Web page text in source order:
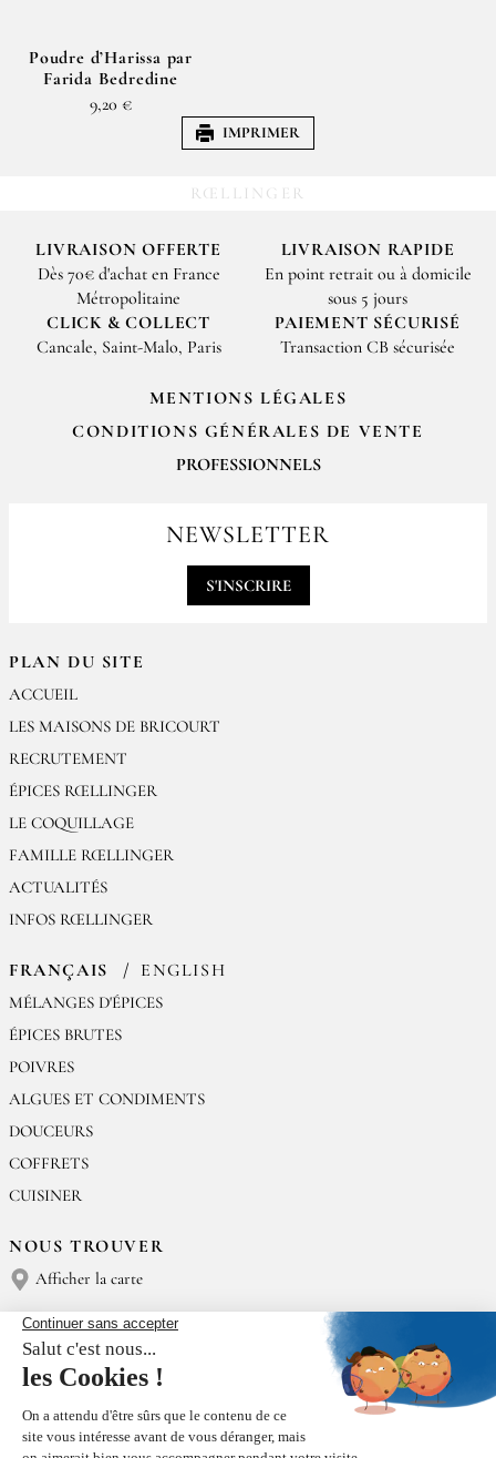
Poudre d’Harissa par
Farida Bedredine
9,20 €
IMPRIMER
RŒLLINGER
LIVRAISON OFFERTE
Dès 70€ d'achat en France
Métropolitaine
LIVRAISON RAPIDE
En point retrait ou à domicile
sous 5 jours
CLICK & COLLECT
Cancale, Saint-Malo, Paris
PAIEMENT SÉCURISÉ
Transaction CB sécurisée
PLAN DU SITE
ACCUEIL
LES MAISONS DE BRICOURT
RECRUTEMENT
ÉPICES RŒLLINGER
LE COQUILLAGE
FAMILLE RŒLLINGER
ACTUALITÉS
INFOS RŒLLINGER
FRANÇAIS ENGLISH
MÉLANGES D'ÉPICES
ÉPICES BRUTES
POIVRES
ALGUES ET CONDIMENTS
DOUCEURS
COFFRETS
CUISINER
NOUS TROUVER
Afficher la carte
NOUS CONTACTER
Épices Rœllinger
Tél : (+33) 02 23 15 13 91
TRI DE NOS EMBALLAGES
MENTIONS LÉGALES
CONDITIONS GÉNÉRALES DE VENTE
PROFESSIONNELS
contact@epices-roellinger.comNEWSLETTER
S'INSCRIRE